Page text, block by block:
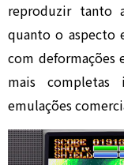
reproduzir tanto
quanto o aspecto
com deformações
mais completas
emulações